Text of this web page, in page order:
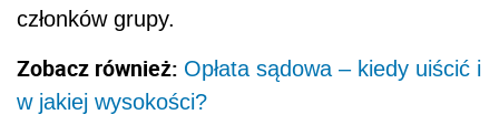
członków grupy.
Zobacz również: Opłata sądowa – kiedy uiścić i
w jakiej wysokości?